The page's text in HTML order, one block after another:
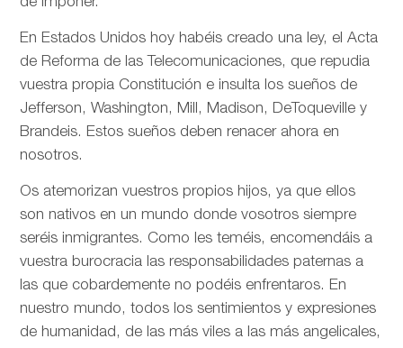
En Estados Unidos hoy habéis creado una ley, el Acta
de Reforma de las Telecomunicaciones, que repudia
vuestra propia Constitución e insulta los sueños de
Jefferson, Washington, Mill, Madison, DeToqueville y
Brandeis. Estos sueños deben renacer ahora en
nosotros.
Os atemorizan vuestros propios hijos, ya que ellos
son nativos en un mundo donde vosotros siempre
seréis inmigrantes. Como les teméis, encomendáis a
vuestra burocracia las responsabilidades paternas a
las que cobardemente no podéis enfrentaros. En
nuestro mundo, todos los sentimientos y expresiones
de humanidad, de las más viles a las más angelicales,